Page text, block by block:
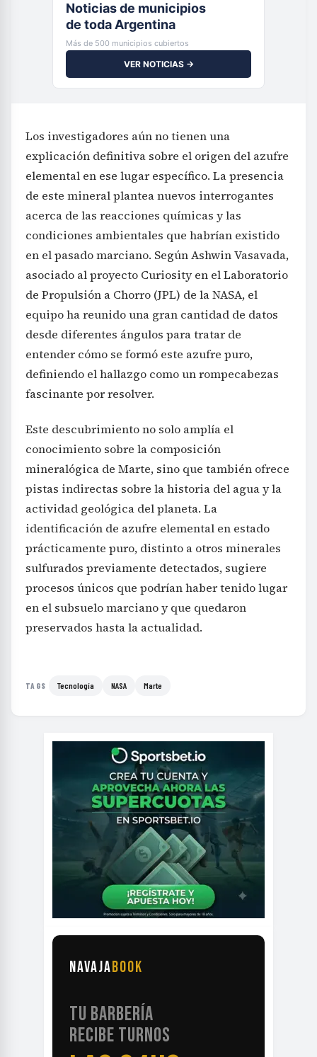
Noticias de municipios
de toda Argentina
Más de 500 municipios cubiertos
VER NOTICIAS →
Los investigadores aún no tienen una
explicación definitiva sobre el origen del azufre
elemental en ese lugar específico. La presencia
de este mineral plantea nuevos interrogantes
acerca de las reacciones químicas y las
condiciones ambientales que habrían existido
en el pasado marciano. Según Ashwin Vasavada,
asociado al proyecto Curiosity en el Laboratorio
de Propulsión a Chorro (JPL) de la NASA, el
equipo ha reunido una gran cantidad de datos
desde diferentes ángulos para tratar de
entender cómo se formó este azufre puro,
definiendo el hallazgo como un rompecabezas
fascinante por resolver.
Este descubrimiento no solo amplía el
conocimiento sobre la composición
mineralógica de Marte, sino que también ofrece
pistas indirectas sobre la historia del agua y la
actividad geológica del planeta. La
identificación de azufre elemental en estado
prácticamente puro, distinto a otros minerales
sulfurados previamente detectados, sugiere
procesos únicos que podrían haber tenido lugar
en el subsuelo marciano y que quedaron
preservados hasta la actualidad.
TAGS Tecnología NASA Marte
NAVAJABOOK
TU BARBERÍA
RECIBE TURNOS